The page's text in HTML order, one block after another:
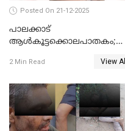
Posted On 21-12-2025
പാലക്കാട്‌
ആൾകൂട്ടക്കൊലപാതകം;
ഊർജ്ജിതമാക്കിമാക്കി
2 Min Read View All